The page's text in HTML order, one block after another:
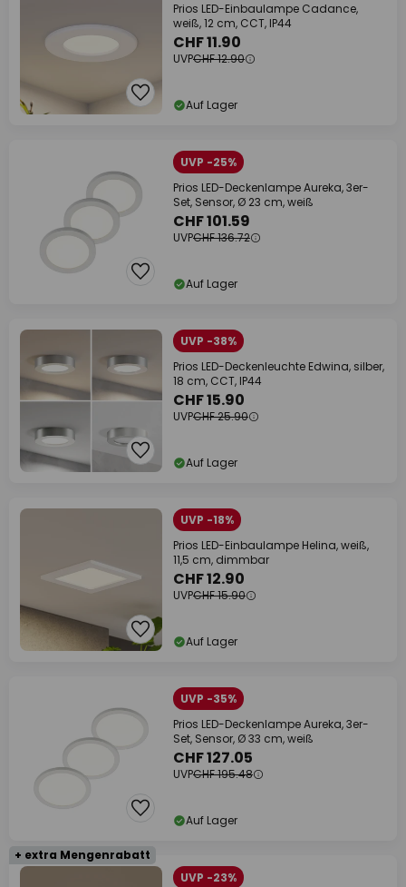
Prios LED-Einbaulampe Cadance,
weiß, 12 cm, CCT, IP44
CHF 11.90
UVPCHF 12.90
Auf Lager
UVP -25%
Prios LED-Deckenlampe Aureka, 3er-
Set, Sensor, Ø 23 cm, weiß
CHF 101.59
UVPCHF 136.72
Auf Lager
UVP -38%
Prios LED-Deckenleuchte Edwina, silber,
18 cm, CCT, IP44
CHF 15.90
UVPCHF 25.90
Auf Lager
UVP -18%
Prios LED-Einbaulampe Helina, weiß,
11,5 cm, dimmbar
CHF 12.90
UVPCHF 15.90
Auf Lager
UVP -35%
Prios LED-Deckenlampe Aureka, 3er-
Set, Sensor, Ø 33 cm, weiß
CHF 127.05
UVPCHF 195.48
Auf Lager
+ extra Mengenrabatt
UVP -23%